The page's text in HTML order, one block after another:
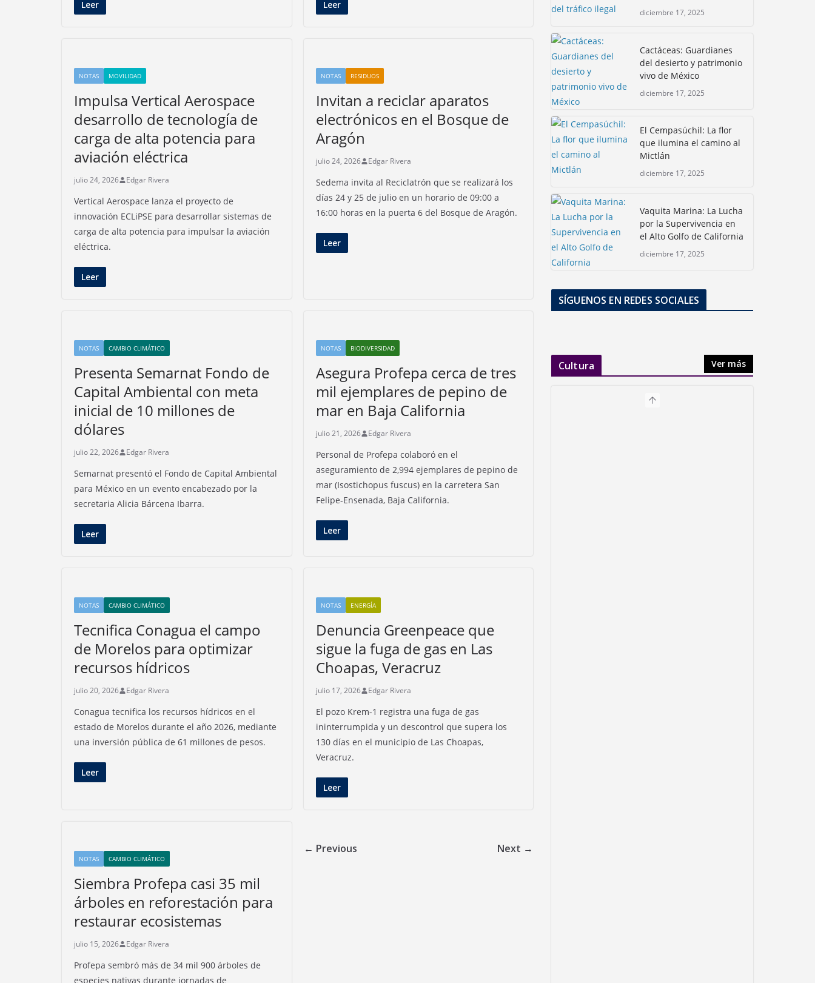
Leer Leer
NOTAS MOVILIDAD
Impulsa Vertical Aerospace
desarrollo de tecnología de
carga de alta potencia para
aviación eléctrica
julio 24, 2026 Edgar Rivera
Vertical Aerospace lanza el proyecto de
innovación ECLiPSE para desarrollar sistemas de
carga de alta potencia para impulsar la aviación
eléctrica.
Leer
NOTAS RESIDUOS
Invitan a reciclar aparatos
electrónicos en el Bosque de
Aragón
julio 24, 2026 Edgar Rivera
Sedema invita al Reciclatrón que se realizará los
días 24 y 25 de julio en un horario de 09:00 a
16:00 horas en la puerta 6 del Bosque de Aragón.
Leer
NOTAS CAMBIO CLIMÁTICO
Presenta Semarnat Fondo de
Capital Ambiental con meta
inicial de 10 millones de
dólares
julio 22, 2026 Edgar Rivera
Semarnat presentó el Fondo de Capital Ambiental
para México en un evento encabezado por la
secretaria Alicia Bárcena Ibarra.
Leer
NOTAS BIODIVERSIDAD
Asegura Profepa cerca de tres
mil ejemplares de pepino de
mar en Baja California
julio 21, 2026 Edgar Rivera
Personal de Profepa colaboró en el
aseguramiento de 2,994 ejemplares de pepino de
mar (Isostichopus fuscus) en la carretera San
Felipe-Ensenada, Baja California.
Leer
NOTAS CAMBIO CLIMÁTICO
Tecnifica Conagua el campo
de Morelos para optimizar
recursos hídricos
julio 20, 2026 Edgar Rivera
Conagua tecnifica los recursos hídricos en el
estado de Morelos durante el año 2026, mediante
una inversión pública de 61 millones de pesos.
Leer
NOTAS ENERGÍA
Denuncia Greenpeace que
sigue la fuga de gas en Las
Choapas, Veracruz
julio 17, 2026 Edgar Rivera
El pozo Krem-1 registra una fuga de gas
ininterrumpida y un descontrol que supera los
130 días en el municipio de Las Choapas,
Veracruz.
Leer
NOTAS CAMBIO CLIMÁTICO
Siembra Profepa casi 35 mil
árboles en reforestación para
restaurar ecosistemas
julio 15, 2026 Edgar Rivera
Profepa sembró más de 34 mil 900 árboles de
especies nativas durante jornadas de
← Previous Next →
diciembre 17, 2025
Cactáceas: Guardianes
del desierto y patrimonio
vivo de México
diciembre 17, 2025
El Cempasúchil: La flor
que ilumina el camino al
Mictlán
diciembre 17, 2025
Vaquita Marina: La Lucha
por la Supervivencia en
el Alto Golfo de California
diciembre 17, 2025
SÍGUENOS EN REDES SOCIALES
Cultura Ver más